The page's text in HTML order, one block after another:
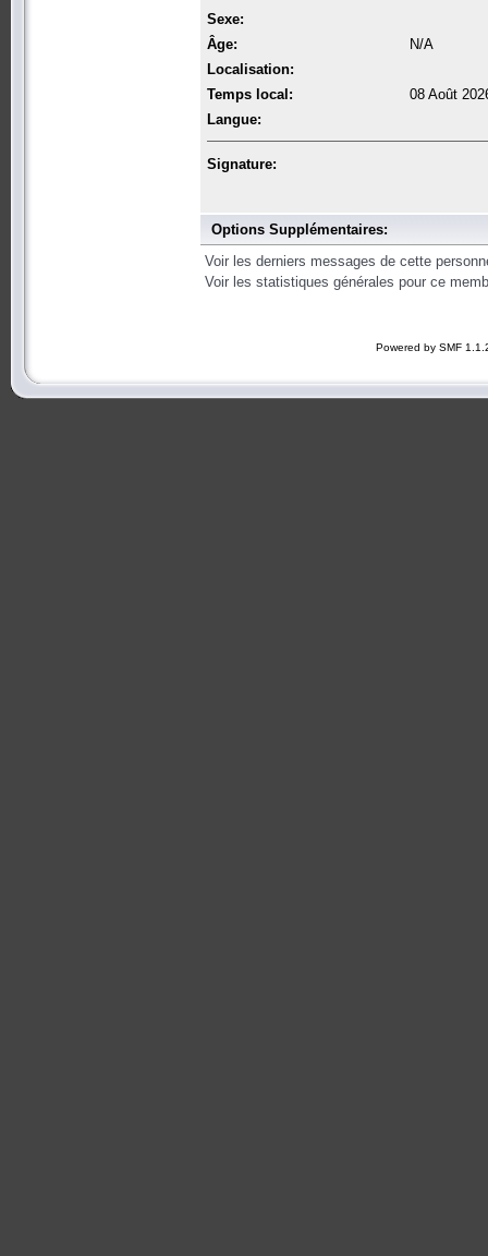
Sexe:
Âge:
N/A
Localisation:
Temps local:
08 Août
Langue:
Signature:
Options Supplémentaires:
Voir les derniers messages de cette
Voir les statistiques générales pour ce
Powered by SMF